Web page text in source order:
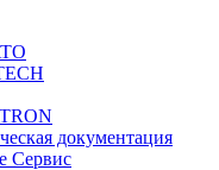
документация
Сервис